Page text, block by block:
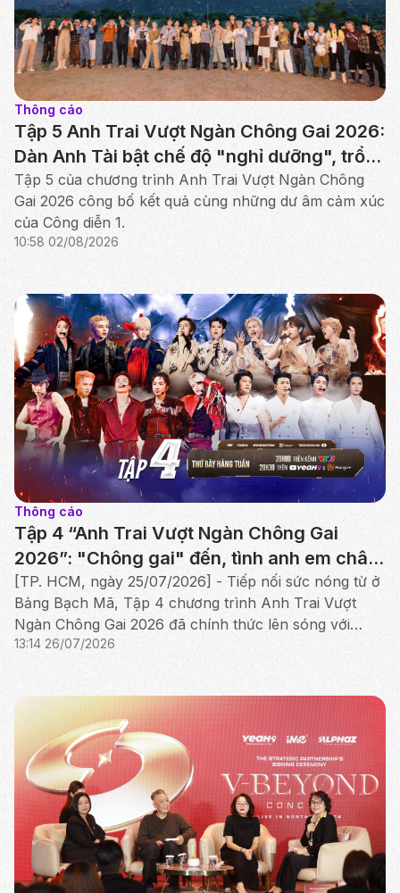
Thông cáo
Tập 5 Anh Trai Vượt Ngàn Chông Gai 2026:
Dàn Anh Tài bật chế độ "nghỉ dưỡng", trổ
tài chăn cừu, nấu ăn tại Ninh Thuận
Tập 5 của chương trình Anh Trai Vượt Ngàn Chông
Gai 2026 công bố kết quả cùng những dư âm cảm xúc
của Công diễn 1.
10:58 02/08/2026
Thông cáo
Tập 4 “Anh Trai Vượt Ngàn Chông Gai
2026”: "Chông gai" đến, tình anh em chân
thành thắp sáng Công diễn đầu tiên
[TP. HCM, ngày 25/07/2026] - Tiếp nối sức nóng từ ở
Bảng Bạch Mã, Tập 4 chương trình Anh Trai Vượt
Ngàn Chông Gai 2026 đã chính thức lên sóng với
cuộc tranh tài nghẹt thở của Bảng Hắc Mã
13:14 26/07/2026